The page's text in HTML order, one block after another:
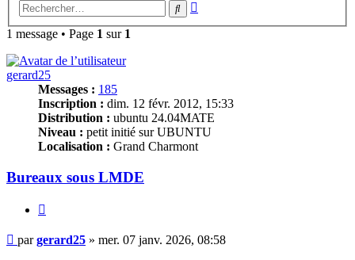
Rechercher
1 message • Page 1 sur 1
gerard25
Messages : 185
Inscription : dim. 12 févr. 2012, 15:33
Distribution : ubuntu 24.04MATE
Niveau : petit initié sur UBUNTU
Localisation : Grand Charmont
Bureaux sous LMDE
Message
pargerard25 » mer. 07 janv. 2026, 08:58